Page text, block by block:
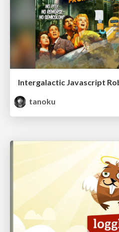
Intergalactic Javascript
tanoku